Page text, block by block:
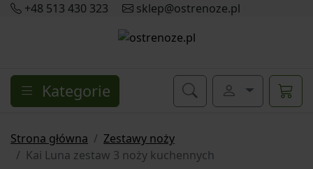
+48 513 430 323 sklep@ostrenoze.pl
Kategorie
Strona główna
Zestawy noży
Kai Luna zestaw 3 noży kuchennych